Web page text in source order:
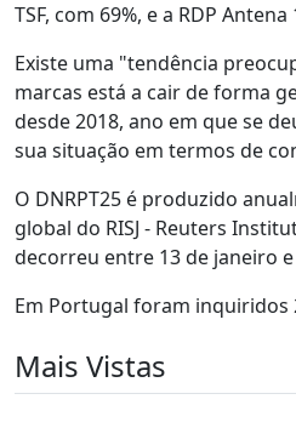
TSF, com 69%, e a RDP
Existe uma "tendência
marcas está a cair de forma
desde 2018, ano em que se
sua situação em termos de
O DNRPT25 é produzido
global do RISJ - Reuters
decorreu entre 13 de janeiro
Em Portugal foram inquiridos
Mais Vistas